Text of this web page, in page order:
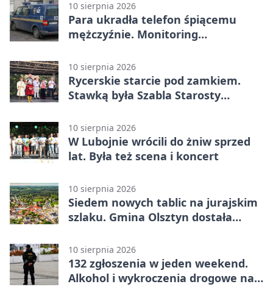
10 sierpnia 2026
Para ukradła telefon śpiącemu
mężczyźnie. Monitoring
10 sierpnia 2026
Rycerskie starcie pod zamkiem.
Stawką była Szabla Starosty
10 sierpnia 2026
W Lubojnie wrócili do żniw sprzed
lat. Była też scena i koncert
10 sierpnia 2026
Siedem nowych tablic na jurajskim
szlaku. Gmina Olsztyn dostała
10 sierpnia 2026
132 zgłoszenia w jeden weekend.
Alkohol i wykroczenia drogowe na